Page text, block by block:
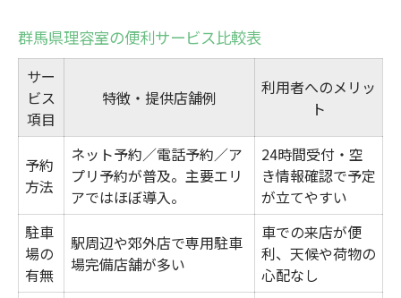
群馬県理容室の便利サービス比較表
サー
ビス
項目
特徴・提供店舗例
利用者へのメリッ
ト
予約
方法
ネット予約／電話予約／ア
プリ予約が普及。主要エリ
アではほぼ導入。
24時間受付・空
き情報確認で予定
が立てやすい
駐車
場の
有無
駅周辺や郊外店で専用駐車
場完備店舗が多い
車での来店が便
利、天候や荷物の
心配なし